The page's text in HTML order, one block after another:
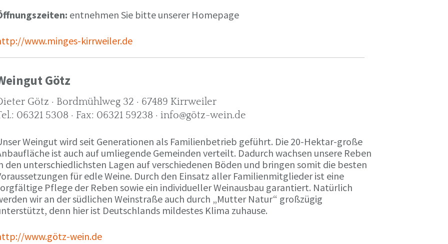
entnehmen Sie bitte unserer Homepage
www.minges-kirrweiler.de
Götz
Götz · Bordmühlweg 32 · 67489 Kirrweiler
06321 5308 · Fax: 06321 59238 · info@götz-wein.de
Weingut wird seit Generationen als Familienbetrieb geführt. Die 20-Hektar-große
ist auch auf umliegende Gemeinden verteilt. Dadurch wachsen unsere Reben
den unterschiedlichsten Lagen auf verschiedenen Böden und bringen somit die besten
für edle Weine. Durch den Einsatz aller Familienmitglieder ist eine
Pflege der Reben sowie ein individueller Weinausbau garantiert. Natürlich
wir an der südlichen Weinstraße auch durch „Mutter Natur“ großzügig
denn hier ist Deutschlands mildestes Klima zuhause.
www.götz-wein.de